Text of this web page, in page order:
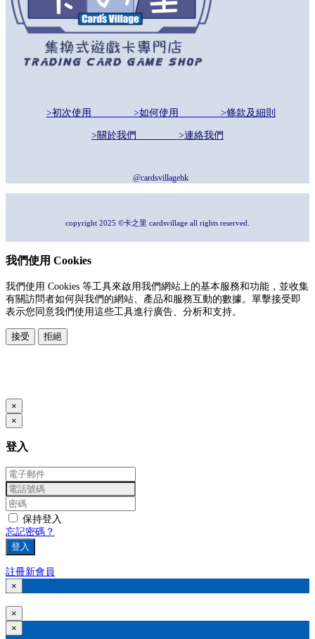
>初次使用 >如何使用 >條款及細則
>關於我們 >連絡我們
@cardsvillagehk
copyright 2025 ©卡之里 cardsvillage all rights reserved.
我們使用 Cookies
我們使用 Cookies 等工具來啟用我們網站上的基本服務和功能，並收集
有關訪問者如何與我們的網站、產品和服務互動的數據。單擊接受即
表示您同意我們使用這些工具進行廣告、分析和支持。
接受 拒絕
×
×
登入
保持登入
忘記密碼？
登入
註冊新會員
×
×
×